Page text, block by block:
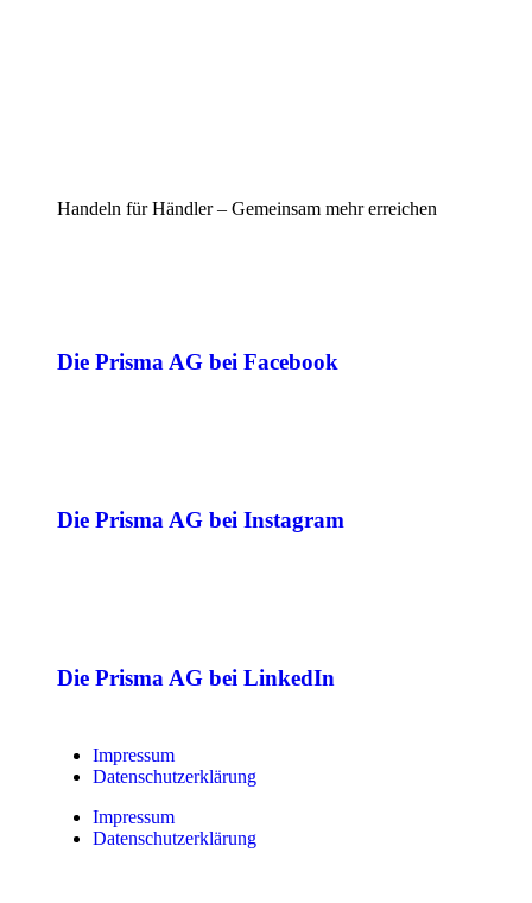
Handeln für Händler – Gemeinsam mehr erreichen
Die Prisma AG bei Facebook
Die Prisma AG bei Instagram
Die Prisma AG bei LinkedIn
Impressum
Datenschutzerklärung
Impressum
Datenschutzerklärung